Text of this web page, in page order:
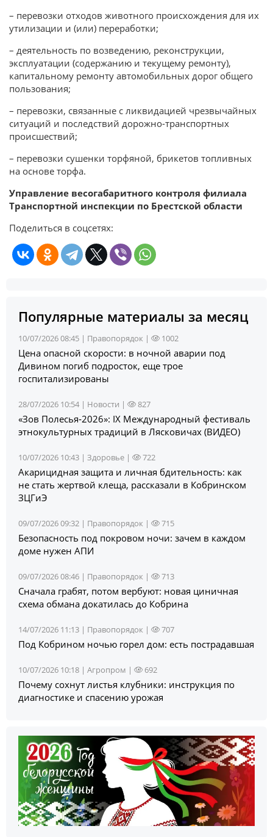
– перевозки отходов животного происхождения для их
утилизации и (или) переработки;
– деятельность по возведению, реконструкции,
эксплуатации (содержанию и текущему ремонту),
капитальному ремонту автомобильных дорог общего
пользования;
– перевозки, связанные с ликвидацией чрезвычайных
ситуаций и последствий дорожно-транспортных
происшествий;
– перевозки сушенки торфяной, брикетов топливных
на основе торфа.
Управление весогабаритного контроля филиала
Транспортной инспекции по Брестской области
Поделиться в соцсетях:
Популярные материалы за месяц
10/07/2026 08:45 | Правопорядок | 1002
Цена опасной скорости: в ночной аварии под
Дивином погиб подросток, еще трое
госпитализированы
28/07/2026 10:54 | Новости | 827
«Зов Полесья‑2026»: IX Международный фестиваль
этнокультурных традиций в Лясковичах (ВИДЕО)
10/07/2026 10:43 | Здоровье | 722
Акарицидная защита и личная бдительность: как
не стать жертвой клеща, рассказали в Кобринском
ЗЦГиЭ
09/07/2026 09:32 | Правопорядок | 715
Безопасность под покровом ночи: зачем в каждом
доме нужен АПИ
09/07/2026 08:46 | Правопорядок | 713
Сначала грабят, потом вербуют: новая циничная
схема обмана докатилась до Кобрина
14/07/2026 11:13 | Правопорядок | 707
Под Кобрином ночью горел дом: есть пострадавшая
10/07/2026 10:18 | Агропром | 692
Почему сохнут листья клубники: инструкция по
диагностике и спасению урожая